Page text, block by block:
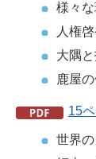
様々
人権
大隅
鹿屋
15
世界